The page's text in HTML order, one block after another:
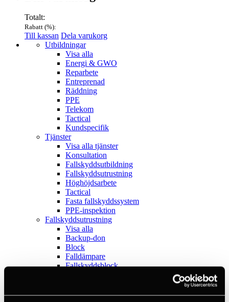
Totalt:
Rabatt (%):
Till kassan Dela varukorg
Menu Utbildningar
Visa alla
Energi & GWO
Reparbete
Entreprenad
Räddning
PPE
Telekom
Tactical
Kundspecifik
Tjänster
Visa alla tjänster
Konsultation
Fallskyddsutbildning
Fallskyddsutrustning
Höghöjdsarbete
Tactical
Fasta fallskyddssystem
PPE-inspektion
Fallskyddsutrustning
Visa alla
Backup-don
Block
Falldämpare
Fallskyddsblock
Fasta system